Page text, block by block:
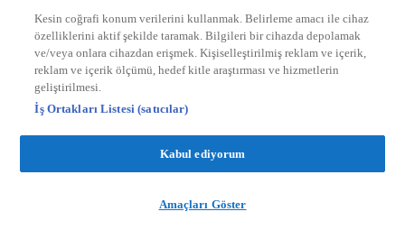
Kesin coğrafi konum verilerini kullanmak. Belirleme amacı ile cihaz
özelliklerini aktif şekilde taramak. Bilgileri bir cihazda depolamak
ve/veya onlara cihazdan erişmek. Kişiselleştirilmiş reklam ve içerik,
reklam ve içerik ölçümü, hedef kitle araştırması ve hizmetlerin
geliştirilmesi.
İş Ortakları Listesi (satıcılar)
Kabul ediyorum
Amaçları Göster